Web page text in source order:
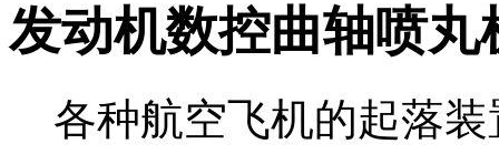
发动机数控曲轴喷丸
各种航空飞机的起落